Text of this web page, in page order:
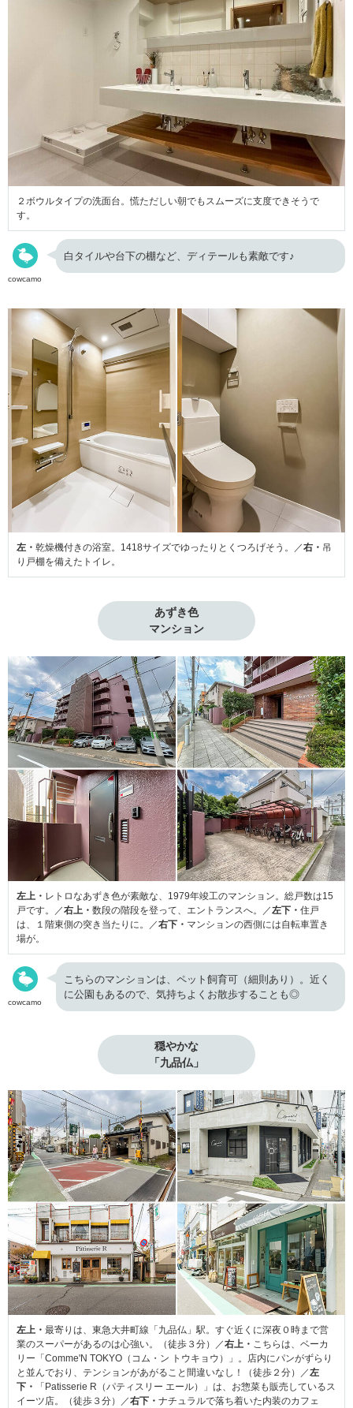
２ボウルタイプの洗面台。慌ただしい朝でもスムーズに支度できそうで
す。
cowcamo
白タイルや台下の棚など、ディテールも素敵です♪
左・ 乾燥機付きの浴室。1418サイズでゆったりとくつろげそう。／右・ 吊
り戸棚を備えたトイレ。
あずき色
マンション
左上・ レトロなあずき色が素敵な、1979年竣工のマンション。総戸数は15
戸です。／右上・ 数段の階段を登って、エントランスへ。／左下・ 住戸
は、１階東側の突き当たりに。／右下・ マンションの西側には自転車置き
場が。
cowcamo
こちらのマンションは、ペット飼育可（細則あり）。近く
に公園もあるので、気持ちよくお散歩することも◎
穏やかな
「九品仏」
左上・ 最寄りは、東急大井町線「九品仏」駅。すぐ近くに深夜０時まで営
業のスーパーがあるのは心強い。（徒歩３分）／右上・ こちらは、ベーカ
リー「Comme'N TOKYO（コム・ン トウキョウ）」。店内にパンがずらり
と並んでおり、テンションがあがること間違いなし！（徒歩２分）／左
下・
「Patisserie R（パティスリー エール）」は、お惣菜も販売しているス
イーツ店。（徒歩３分）／右下・ ナチュラルで落ち着いた内装のカフェ